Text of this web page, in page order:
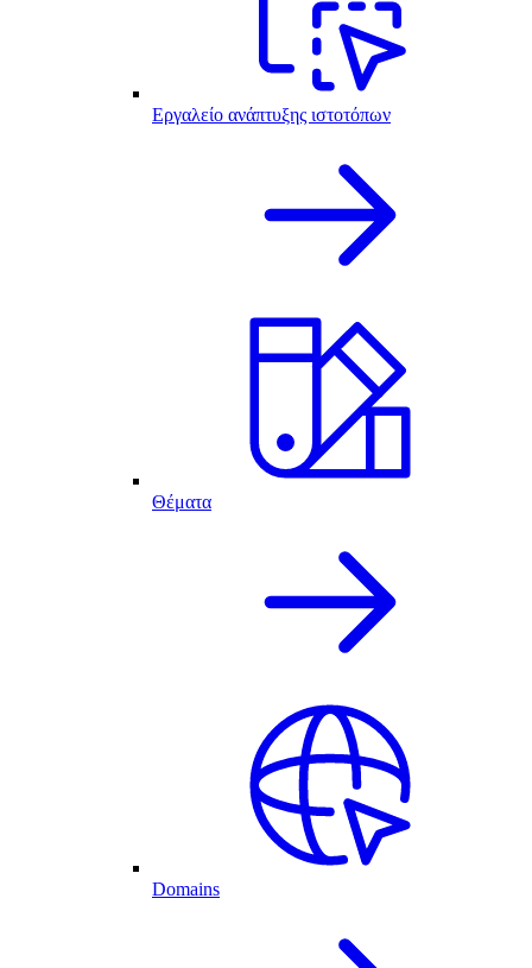
Εργαλείο ανάπτυξης ιστοτόπων
Θέματα
Domains